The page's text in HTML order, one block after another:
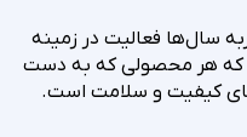
سال‌ها فعالیت در زمینه
که هر محصولی که به دست
کیفیت و سلامت است.